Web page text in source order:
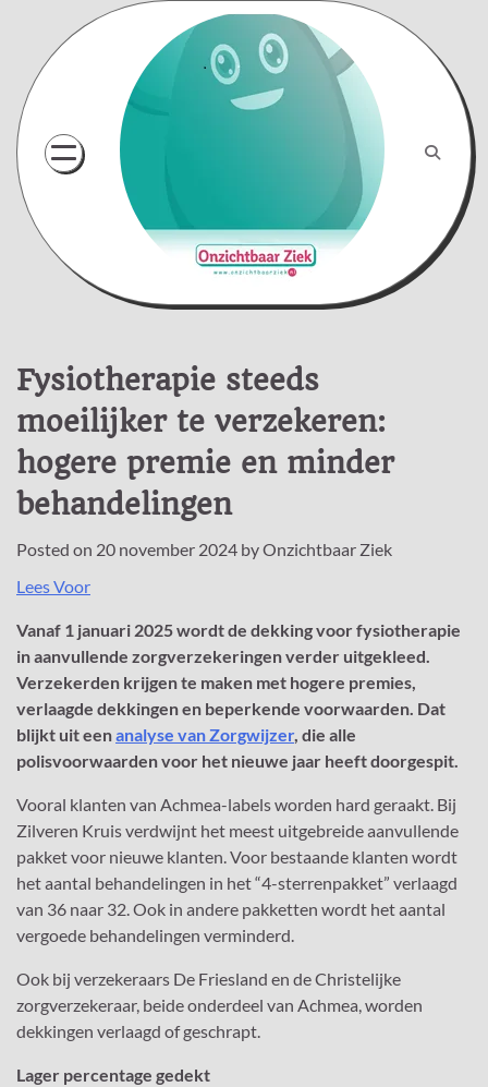
content
Fysiotherapie steeds
moeilijker te verzekeren:
hogere premie en minder
behandelingen
Posted on 20 november 2024 byOnzichtbaar Ziek
Lees Voor
Vanaf 1 januari 2025 wordt de dekking voor fysiotherapie
in aanvullende zorgverzekeringen verder uitgekleed.
Verzekerden krijgen te maken met hogere premies,
verlaagde dekkingen en beperkende voorwaarden. Dat
blijkt uit eenanalyse van Zorgwijzer, die alle
polisvoorwaarden voor het nieuwe jaar heeft doorgespit.
Vooral klanten van Achmea-labels worden hard geraakt. Bij
Zilveren Kruis verdwijnt het meest uitgebreide aanvullende
pakket voor nieuwe klanten. Voor bestaande klanten wordt
het aantal behandelingen in het “4-sterrenpakket” verlaagd
van 36 naar 32. Ook in andere pakketten wordt het aantal
vergoede behandelingen verminderd.
Ook bij verzekeraars De Friesland en de Christelijke
zorgverzekeraar, beide onderdeel van Achmea, worden
dekkingen verlaagd of geschrapt.
Lager percentage gedekt